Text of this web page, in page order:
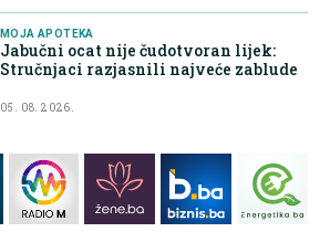
MOJA APOTEKA
Jabučni ocat nije čudotvoran lijek:
Stručnjaci razjasnili najveće zablude
05. 08. 2026.